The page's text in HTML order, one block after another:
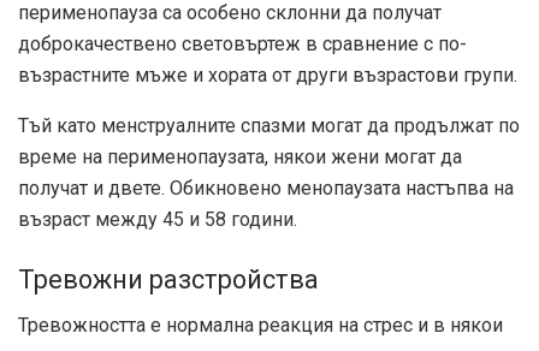
перименопауза са особено склонни да получат
доброкачествено световъртеж в сравнение с по-
възрастните мъже и хората от други възрастови групи.
Тъй като менструалните спазми могат да продължат по
време на перименопаузата, някои жени могат да
получат и двете. Обикновено менопаузата настъпва на
възраст между 45 и 58 години.
Тревожни разстройства
Тревожността е нормална реакция на стрес и в някои